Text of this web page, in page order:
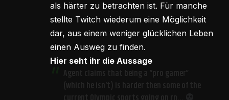
als härter zu betrachten ist. Für manche
stellte Twitch wiederum eine Möglichkeit
dar, aus einem weniger glücklichen Leben
einen Ausweg zu finden.
Hier seht ihr die Aussage